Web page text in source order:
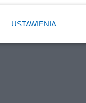
USTAWIENIA